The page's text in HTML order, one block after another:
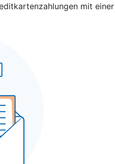
mit einer